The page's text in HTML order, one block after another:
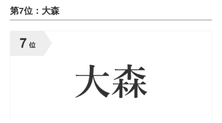
第7位：大森